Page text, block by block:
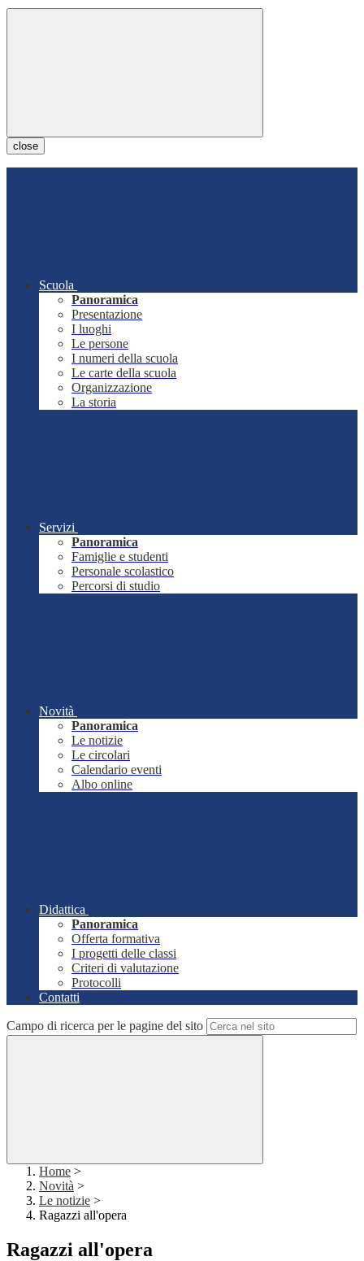
close
Scuola
Panoramica
Presentazione
I luoghi
Le persone
I numeri della scuola
Le carte della scuola
Organizzazione
La storia
Servizi
Panoramica
Famiglie e studenti
Personale scolastico
Percorsi di studio
Novità
Panoramica
Le notizie
Le circolari
Calendario eventi
Albo online
Didattica
Panoramica
Offerta formativa
I progetti delle classi
Criteri di valutazione
Protocolli
Contatti
Campo di ricerca per le pagine del sito
Home >
Novità >
Le notizie >
Ragazzi all'opera
Ragazzi all'opera